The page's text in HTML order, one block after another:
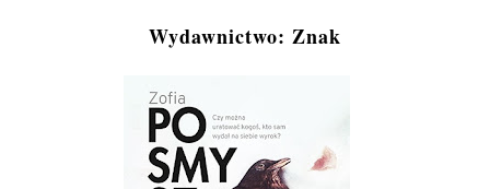
Wydawnictwo: Znak